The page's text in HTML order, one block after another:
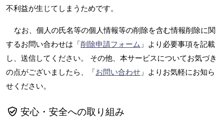
不利益が生じてしまうためです。
なお、個人の氏名等の個人情報等の削除を含む情報削除に関
するお問い合わせは「削除申請フォーム 」より必要事項を記載
し、送信してください。 その他、本サービスについてお気づき
の点がございましたら、「お問い合わせ 」よりお気軽にお知ら
せください。
安心・安全への取り組み